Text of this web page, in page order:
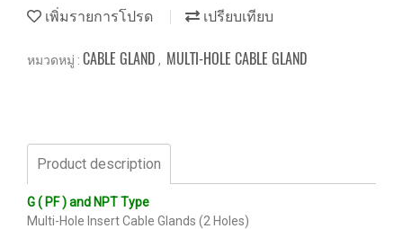
เพิ่มรายการโปรด เปรียบเทียบ
หมวดหมู่ : CABLE GLAND , MULTI-HOLE CABLE GLAND
Product description
G ( PF ) and NPT Type
Multi-Hole Insert Cable Glands (2 Holes)